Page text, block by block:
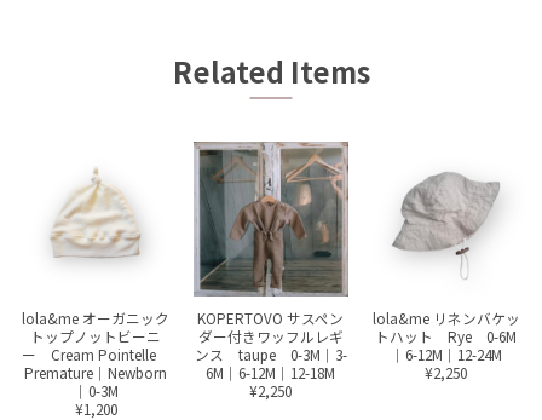
Related Items
lola&me オーガニック
トップノットビーニ
ー Cream Pointelle
Premature｜Newborn
｜0-3M
¥1,200
KOPERTOVO サスペン
ダー付きワッフルレギ
ンス taupe 0-3M｜3-
6M｜6-12M｜12-18M
¥2,250
lola&me リネンバケッ
トハット Rye 0-6M
｜6-12M｜12-24M
¥2,250